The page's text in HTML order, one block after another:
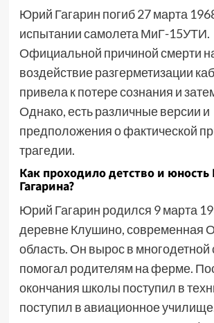
Юрий Гагарин погиб 27 марта
испытании самолета МиГ-15УТИ.
Официальной причиной смерти
воздействие разгерметизации
привела к потере сознания и
Однако, есть различные версии и
предположения о фактической
трагедии.
Как проходило детство и
Гагарина?
Юрий Гагарин родился 9 марта
деревне Клушино, современная
область. Он вырос в многодетной
помогал родителям на ферме.
окончания школы поступил в
поступил в авиационное